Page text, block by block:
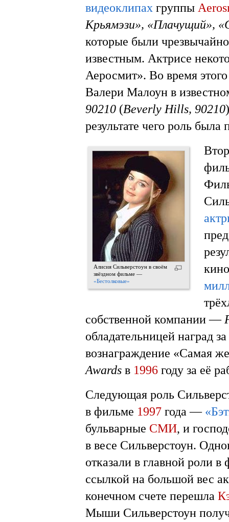
видеоклипах группы
Крьямэзи», «Плачущий»,
которые были
известным. Актрисе
Аеросмит». Во время
Валери Малоун в
90210 (Beverly Hills, 90210
результате чего роль была
Алисия Сильверстоун в своём
звёздном фильме —
«Бестолковые»
собственной компании —
обладательницей наград
вознаграждение «Самая
Awards в 1996 году за её
Следующая роль
в фильме 1997 года —
бульварные СМИ, и
в весе Сильверстоун.
отказали в главной роли
ссылкой на большой вес
конечном счете перешла
Мыши Сильверстоун